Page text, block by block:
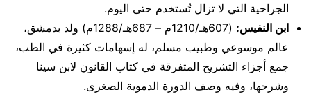
الجراحية التي لا تزال تُستخدم حتى اليوم.
ابن النفيس:
(607هـ/1210م – 687هـ/1288م) ولد بدمشق،
عالم موسوعي وطبيب مسلم، له إسهامات كثيرة في الطب،
جمع أجزاء التشريح المتفرقة في كتاب القانون لابن سينا
وشرحها، وفيه وصف الدورة الدموية الصغرى.